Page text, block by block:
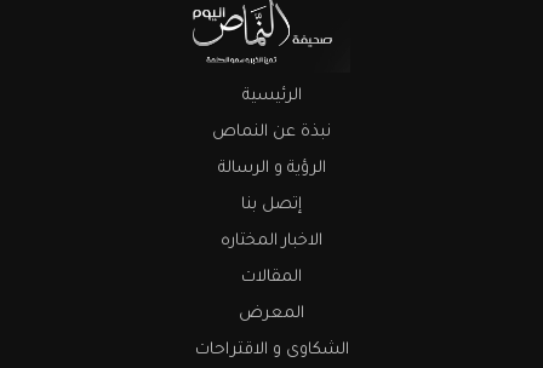
الرئيسية
نبذة عن النماص
الرؤية و الرسالة
إتصل بنا
الاخبار المختاره
المقالات
المعرض
الشكاوى و الاقتراحات